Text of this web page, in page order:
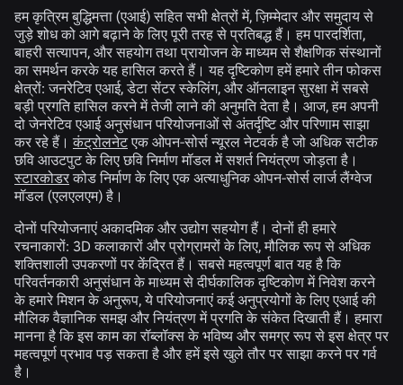
हम कृत्रिम बुद्धिमत्ता (एआई) सहित सभी क्षेत्रों में, ज़िम्मेदार और समुदाय से
जुड़े शोध को आगे बढ़ाने के लिए पूरी तरह से प्रतिबद्ध हैं। हम पारदर्शिता,
बाहरी सत्यापन, और सहयोग तथा प्रायोजन के माध्यम से शैक्षणिक संस्थानों
का समर्थन करके यह हासिल करते हैं। यह दृष्टिकोण हमें हमारे तीन फोकस
क्षेत्रों: जनरेटिव एआई, डेटा सेंटर स्केलिंग, और ऑनलाइन सुरक्षा में सबसे
बड़ी प्रगति हासिल करने में तेजी लाने की अनुमति देता है। आज, हम अपनी
दो जेनरेटिव एआई अनुसंधान परियोजनाओं से अंतर्दृष्टि और परिणाम साझा
कर रहे हैं।कंट्रोलनेटएक ओपन-सोर्स न्यूरल नेटवर्क है जो अधिक सटीक
छवि आउटपुट के लिए छवि निर्माण मॉडल में सशर्त नियंत्रण जोड़ता है।
स्टारकोडरकोड निर्माण के लिए एक अत्याधुनिक ओपन-सोर्स लार्ज लैंग्वेज
मॉडल (एलएलएम) है।
दोनों परियोजनाएं अकादमिक और उद्योग सहयोग हैं। दोनों ही हमारे
रचनाकारों: 3D कलाकारों और प्रोग्रामरों के लिए, मौलिक रूप से अधिक
शक्तिशाली उपकरणों पर केंद्रित हैं। सबसे महत्वपूर्ण बात यह है कि
परिवर्तनकारी अनुसंधान के माध्यम से दीर्घकालिक दृष्टिकोण में निवेश करने
के हमारे मिशन के अनुरूप, ये परियोजनाएं कई अनुप्रयोगों के लिए एआई की
मौलिक वैज्ञानिक समझ और नियंत्रण में प्रगति के संकेत दिखाती हैं। हमारा
मानना है कि इस काम का रॉब्लॉक्स के भविष्य और समग्र रूप से इस क्षेत्र पर
महत्वपूर्ण प्रभाव पड़ सकता है और हमें इसे खुले तौर पर साझा करने पर गर्व
है।